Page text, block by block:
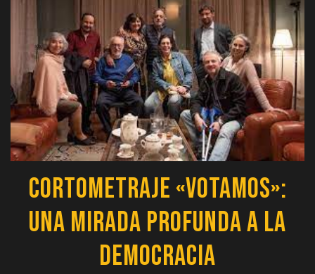
Cortometraje «Votamos»:
Una Mirada Profunda a la
Democracia